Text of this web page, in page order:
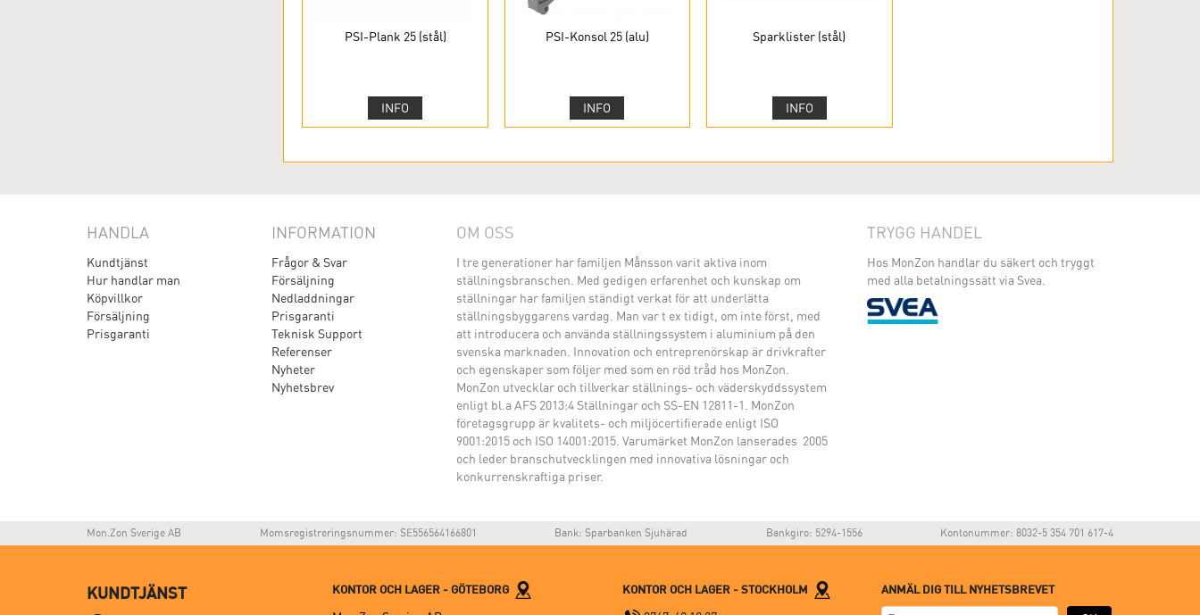
PSI-Plank 25 (stål)
INFO
PSI-Konsol 25 (alu)
INFO
Sparklister (stål)
INFO
HANDLA
Kundtjänst
Hur handlar man
Köpvillkor
Försäljning
Prisgaranti
INFORMATION
Frågor & Svar
Försäljning
Nedladdningar
Prisgaranti
Teknisk Support
Referenser
Nyheter
Nyhetsbrev
OM OSS
I tre generationer har familjen Månsson varit aktiva inom
ställningsbranschen. Med gedigen erfarenhet och kunskap om
ställningar har familjen ständigt verkat för att underlätta
ställningsbyggarens vardag. Man var t ex tidigt, om inte först, med
att introducera och använda ställningssystem i aluminium på den
svenska marknaden. Innovation och entreprenörskap är drivkrafter
och egenskaper som följer med som en röd tråd hos MonZon.
MonZon utvecklar och tillverkar ställnings- och väderskyddssystem
enligt bl.a AFS 2013:4 Ställningar och SS-EN 12811-1. MonZon
företagsgrupp är kvalitets- och miljöcertifierade enligt ISO
9001:2015 och ISO 14001:2015. Varumärket MonZon lanserades 2005
och leder branschutvecklingen med innovativa lösningar och
konkurrenskraftiga priser.
TRYGG HANDEL
Hos MonZon handlar du säkert och tryggt
med alla betalningssätt via Svea.
Mon.Zon Sverige AB Momsregistreringsnummer: SE556564166801 Bank: Sparbanken Sjuhärad Bankgiro: 5294-1556 Kontonummer: 8032-5 354 701 617-4
KUNDTJÄNST
KONTOR OCH LAGER - GÖTEBORG
KONTOR OCH LAGER - STOCKHOLM
ANMÄL DIG TILL NYHETSBREVET